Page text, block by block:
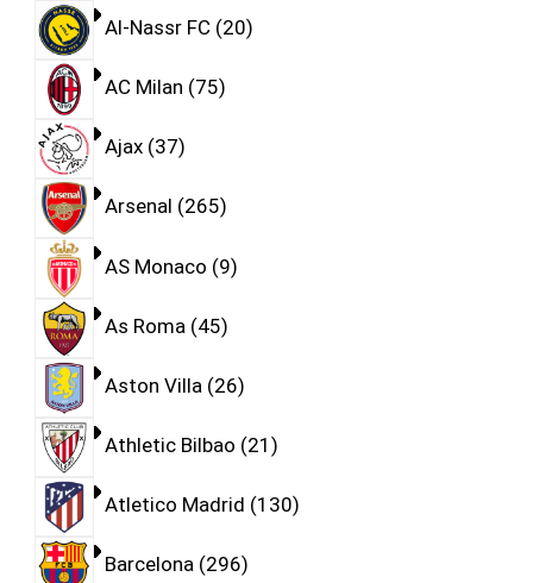
Al-Nassr FC 20
AC Milan 75
Ajax 37
Arsenal 265
AS Monaco 9
As Roma 45
Aston Villa 26
Athletic Bilbao 21
Atletico Madrid 130
Barcelona 296